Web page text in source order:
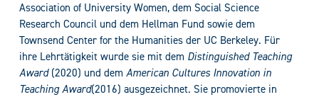
Association of University Women, dem Social Science
Research Council und dem Hellman Fund sowie dem
Townsend Center for the Humanities der UC Berkeley. Für
ihre Lehrtätigkeit wurde sie mit dem Distinguished Teaching
Award(2020) und dem American Cultures Innovation in
Teaching Award(2016) ausgezeichnet. Sie promovierte in